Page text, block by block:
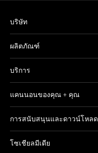
บริษัท
ผลิตภัณฑ์
บริการ
แคนนอนของคุณ + คุณ
การสนับสนุนและดาวน์โหลด
โซเชียลมีเดีย